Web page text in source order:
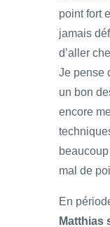
point fort
jamais
d’aller
Je pense
un bon
encore
mal de
En
Matthias